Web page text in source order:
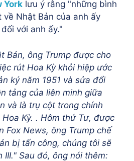
York lưu ý rằng "những bình
Nhật Bản của anh ấy
với anh ấy."
Bản, ông Trump được cho
rút Hoa Kỳ khỏi hiệp ước
ký năm 1951 và sửa đổi
tảng của liên minh giữa
và là trụ cột trong chính
Kỳ. . Hôm thứ Tư, được
Fox News, ông Trump chế
bị tấn công, chúng tôi sẽ
III." Sau đó, ông nói thêm: